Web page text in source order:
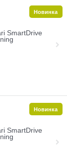
SmartDrive
Новинка
SmartDrive
Новинка